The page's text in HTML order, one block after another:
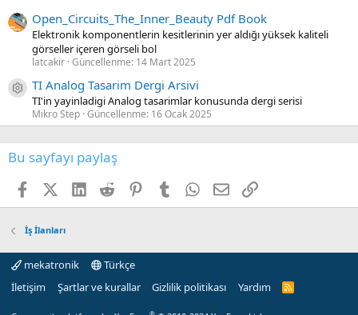
Open_Circuits_The_Inner_Beauty Pdf Book
Elektronik komponentlerin kesitlerinin yer aldığı yüksek kaliteli
görseller içeren görseli bol
latcakir Güncellenme: 14 Mart 2025
Kaynak ikon/amblem
TI Analog Tasarim Dergi Arsivi
TI'in yayinladigi Analog tasarimlar konusunda dergi serisi
Mikro Step Güncellenme: 16 Ocak 2025
Bu sayfayı paylaş
FacebookX (Twitter)
LinkedIn
Reddit PinterestTumblr WhatsApp
E-postaLink
İş İlanları
mekatronik
Türkçe
İletişim
Şartlar ve kurallar Gizlilik politikası Yardım
R